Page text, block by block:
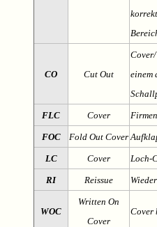
CO Cut Out
einem
FLC Cover
FOC Fold Out Cover
LC Cover Loch-
RI Reissue
WOC
Written On
Cover
Cover